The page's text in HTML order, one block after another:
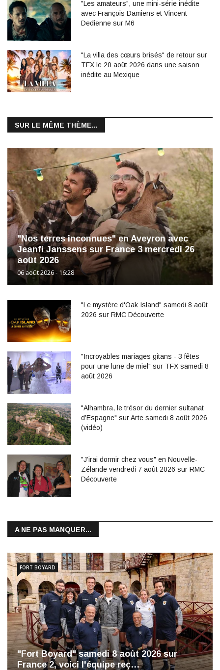
"Les amateurs", une mini-série inédite
avec François Damiens et Vincent
Dedienne sur M6
"La villa des cœurs brisés" de retour sur
TFX le 20 août 2026 dans une saison
inédite au Mexique
SUR LE MÊME THÈME...
"Nos terres inconnues" en Aveyron avec
Jeanfi Janssens sur France 3 mercredi 26
août 2026
06 août 2026 - 16:28
"Le mystère d'Oak Island" samedi 8 août
2026 sur RMC Découverte
"Incroyables mariages gitans - 3 fêtes
pour une lune de miel" sur TFX samedi 8
août 2026
"Alhambra, le trésor du dernier sultanat
d’Espagne" sur Arte samedi 8 août 2026
(vidéo)
"J’irai dormir chez vous" en Nouvelle-
Zélande vendredi 7 août 2026 sur RMC
Découverte
A NE PAS MANQUER...
"Fort Boyard" samedi 8 août 2026 sur
France 2, voici l'équipe reç…
FORT BOYARD